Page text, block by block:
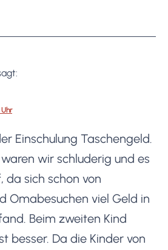
Einschulung Taschengeld.
wir schluderig und es
da sich schon von
Omabesuchen viel Geld in
Beim zweiten Kind
besser. Da die Kinder von